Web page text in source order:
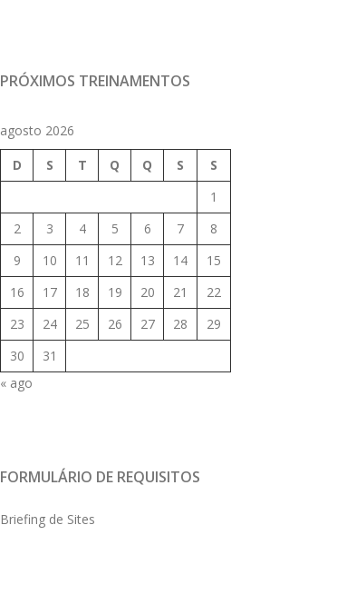
PRÓXIMOS TREINAMENTOS
agosto 2026
D
S T Q Q S
S
1
2
3 4 5 6 7
8
9
10 11 12 13 14
15
16
17 18 19 20 21
22
23
24 25 26 27 28
29
30
31
« ago
FORMULÁRIO DE REQUISITOS
Briefing de Sites